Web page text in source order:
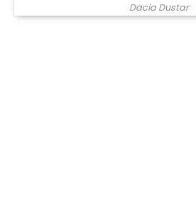
Dacia Dustar